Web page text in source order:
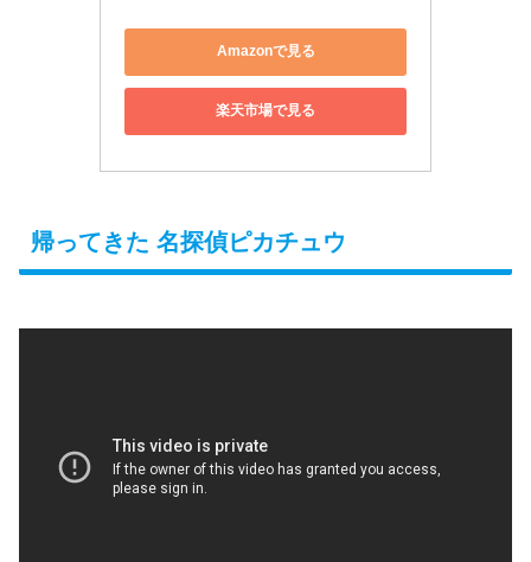
Amazonで見る
楽天市場で見る
帰ってきた 名探偵ピカチュウ